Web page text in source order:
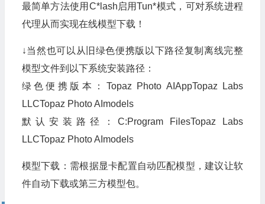
最简单方法使用C*lash启用Tun*模式，可对系统进程
代理从而实现在线模型下载！
↓当然也可以从旧绿色便携版以下路径复制离线完整
模型文件到以下系统安装路径：
绿色便携版本：Topaz Photo AIAppTopaz Labs
LLCTopaz Photo AImodels
默认安装路径：C:Program FilesTopaz Labs
LLCTopaz Photo AImodels
模型下载：需根据显卡配置自动匹配模型，建议让软
件自动下载或第三方模型包。